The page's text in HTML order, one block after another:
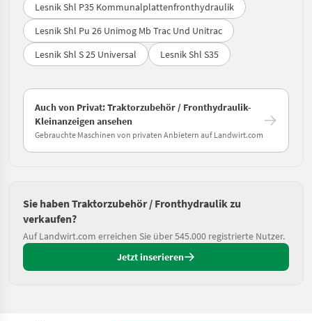
Lesnik Shl P35 Kommunalplattenfronthydraulik
Lesnik Shl Pu 26 Unimog Mb Trac Und Unitrac
Lesnik Shl S 25 Universal
Lesnik Shl S35
Auch von Privat: Traktorzubehör / Fronthydraulik-
Kleinanzeigen ansehen
Gebrauchte Maschinen von privaten Anbietern auf Landwirt.com
Sie haben Traktorzubehör / Fronthydraulik zu
verkaufen?
Auf Landwirt.com erreichen Sie über 545.000 registrierte Nutzer.
Jetzt inserieren